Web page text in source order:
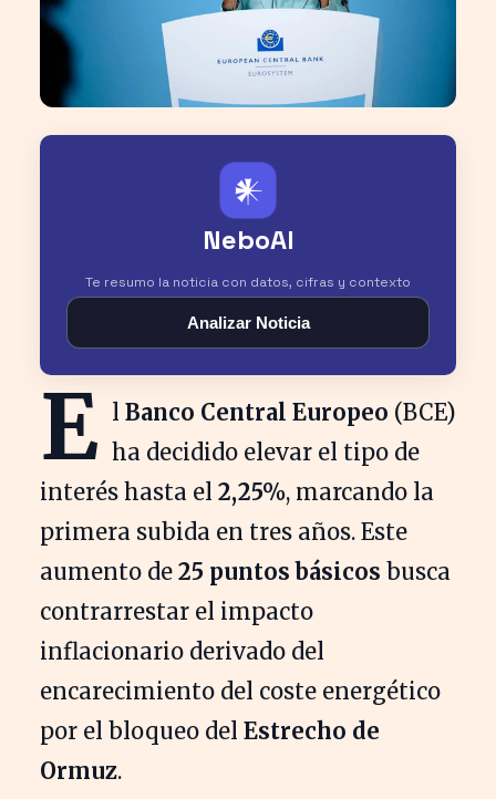
𒀭
NeboAI
Te resumo la noticia con datos, cifras y contexto
Analizar Noticia
E l Banco Central Europeo (BCE)
ha decidido elevar el tipo de
interés hasta el 2,25%, marcando la
primera subida en tres años. Este
aumento de 25 puntos básicos busca
contrarrestar el impacto
inflacionario derivado del
encarecimiento del coste energético
por el bloqueo del Estrecho de
Ormuz.